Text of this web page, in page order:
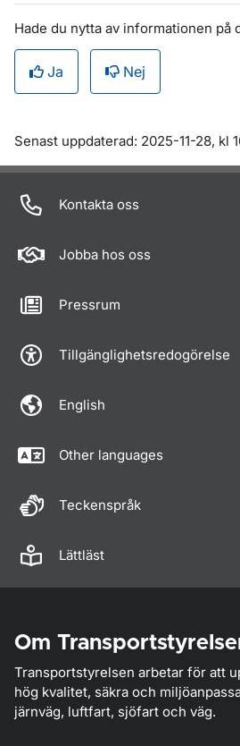
Hade du nytta av informationen på
Ja Nej
Om sidan
Senast uppdaterad: 2025-11-28, kl
Kontakta oss
Jobba hos oss
Pressrum
Tillgänglighetsredogörelse
English
Other languages
Teckenspråk
Lättläst
Om
Transportstyrelsen arbetar för att
hög kvalitet, säkra och
järnväg, luftfart, sjöfart och väg.